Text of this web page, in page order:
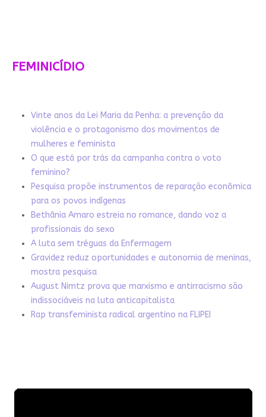
FEMINICÍDIO
Vinte anos da Lei Maria da Penha: a prevenção da
violência e o protagonismo dos movimentos de
mulheres e feminista
O que está por trás da campanha contra o voto
feminino?
Pesquisa propõe instrumentos de reparação econômica
para os povos indígenas
Bethânia Amaro estreia no romance, dando voz a
profissionais do sexo
A luta sem tréguas da Enfermagem
Gravidez reduz oportunidades e autonomia de meninas,
mostra pesquisa
August Nimtz prova que marxismo e antirracismo são
indissociáveis na luta anticapitalista
Rap transfeminista radical argentino na FLIPEI